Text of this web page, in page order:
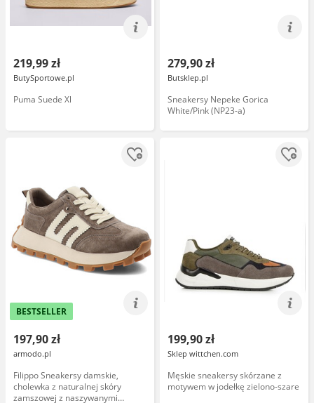
219,99 zł
ButySportowe.pl
Puma Suede Xl
279,90 zł
Butsklep.pl
Sneakersy Nepeke Gorica
White/Pink (NP23-a)
BESTSELLER
197,90 zł
armodo.pl
Filippo Sneakersy damskie,
cholewka z naturalnej skóry
zamszowej z naszywanymi
199,90 zł
Sklep wittchen.com
Męskie sneakersy skórzane z
motywem w jodełkę zielono-szare